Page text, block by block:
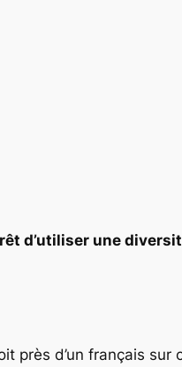
d’utiliser une
près d’un français sur